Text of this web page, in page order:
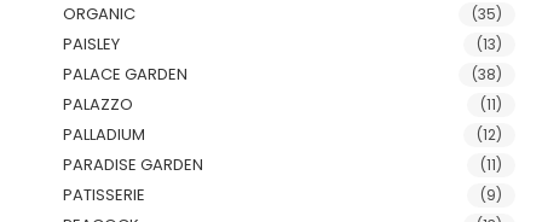
ORGANIC (35)
PAISLEY (13)
PALACE GARDEN (38)
PALAZZO (11)
PALLADIUM (12)
PARADISE GARDEN (11)
PATISSERIE (9)